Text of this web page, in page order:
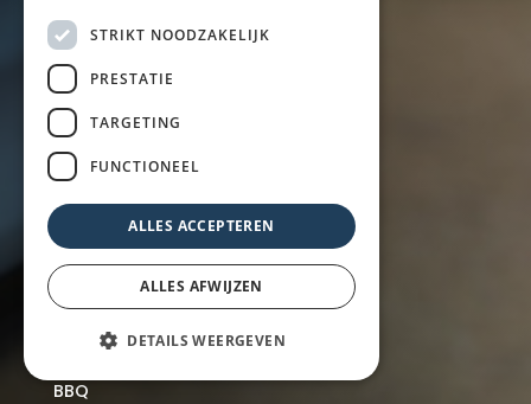
Mobiele bar
Mobiele bar huren
Bier/wijn/fris bar
Champagnebar
Wijnbar
Aperol spritz bar
Arrangementen
Lunch
BBQ
STRIKT NOODZAKELIJK
PRESTATIE
TARGETING
FUNCTIONEEL
ALLES ACCEPTEREN
ALLES AFWIJZEN
DETAILS WEERGEVEN